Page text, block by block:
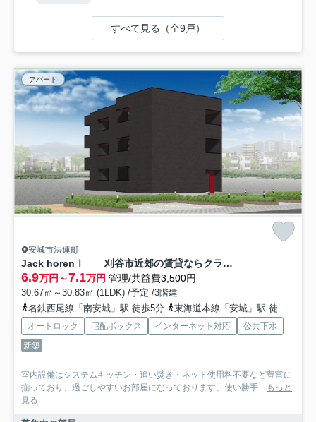
すべて見る（全9戸）
アパート
安城市法連町
Jack horenⅠ 刈谷市近郊の賃貸ならクラスホーム刈谷店
6.9万円～7.1万円 管理/共益費3,500円
30.67㎡～30.83㎡ (1LDK) /予定 /3階建
名鉄西尾線「南安城」駅 徒歩5分
東海道本線「安城」駅 徒歩14分
オートロック 宅配ボックス インターネット対応
公共下水
新築
室内設備はシステムキッチン・追い焚き・ネット使用料不要など豊富に
揃っており、過ごしやすいお部屋になっております。使い勝手... もっと
見る